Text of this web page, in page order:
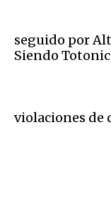
seguido por
Siendo
violaciones de